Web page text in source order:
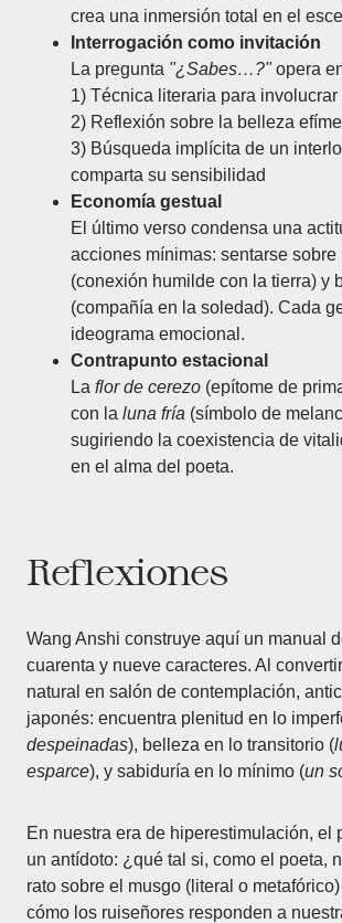
crea una inmersión total en el
Interrogación como invitación
La pregunta "¿Sabes…?"opera
1) Técnica literaria para involucrar
2) Reflexión sobre la belleza
3) Búsqueda implícita de un
comparta su sensibilidad
Economía gestual
El último verso condensa una
acciones mínimas: sentarse sobre
(conexión humilde con la tierra) y
(compañía en la soledad). Cada
ideograma emocional.
Contrapunto estacional
La flor de cerezo (epítome de
con la luna fría (símbolo de
sugiriendo la coexistencia de
en el alma del poeta.
Reflexiones
Wang Anshi construye aquí un manual
cuarenta y nueve caracteres. Al
natural en salón de contemplación,
japonés: encuentra plenitud en lo
despeinadas), belleza en lo transitorio (
esparce), y sabiduría en lo mínimo (un
En nuestra era de hiperestimulación, el
un antídoto: ¿qué tal si, como el poeta,
rato sobre el musgo (literal o
cómo los ruiseñores responden a